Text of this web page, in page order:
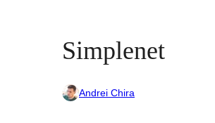
Simplenet
Andrei Chira